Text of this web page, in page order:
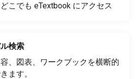
こでも eTextbook にアクセス
検索
、図表、ワークブックを横断的
ます。